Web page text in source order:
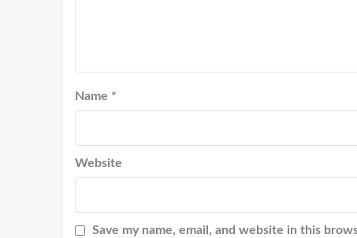
Name *
Website
Save my name, email, and website in this